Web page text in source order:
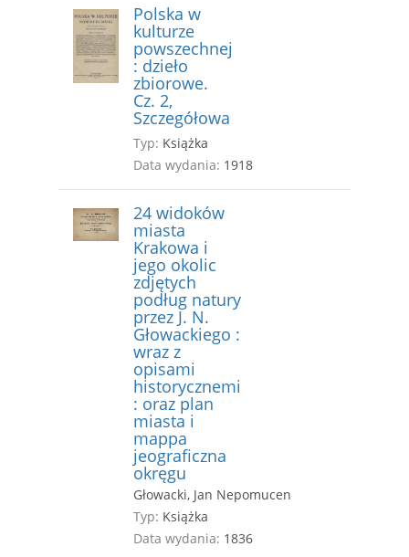
Polska w
kulturze
powszechnej
: dzieło
zbiorowe.
Cz. 2,
Szczegółowa
Typ: Książka
Data wydania: 1918
24 widoków
miasta
Krakowa i
jego okolic
zdjętych
podług natury
przez J. N.
Głowackiego :
wraz z
opisami
historycznemi
: oraz plan
miasta i
mappa
jeograficzna
okręgu
Głowacki, Jan Nepomucen
Typ: Książka
Data wydania: 1836